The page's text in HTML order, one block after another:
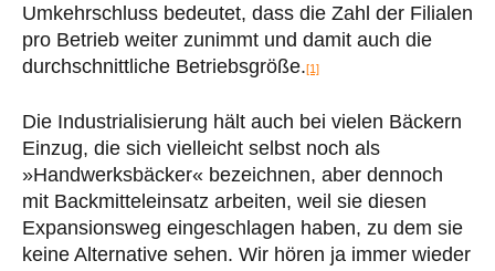
Umkehrschluss bedeutet, dass die Zahl der Filialen
pro Betrieb weiter zunimmt und damit auch die
durchschnittliche Betriebsgröße.[1]
Die Industrialisierung hält auch bei vielen Bäckern
Einzug, die sich vielleicht selbst noch als
»Handwerksbäcker« bezeichnen, aber dennoch
mit Backmitteleinsatz arbeiten, weil sie diesen
Expansionsweg eingeschlagen haben, zu dem sie
keine Alternative sehen. Wir hören ja immer wieder